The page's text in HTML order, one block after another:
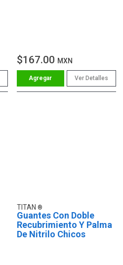
$167.00 MXN
Ver Detalles
TITAN
Guantes Con Doble
Recubrimiento Y Palma
De Nitrilo Chicos